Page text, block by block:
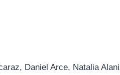
Daniel Arce, Natalia